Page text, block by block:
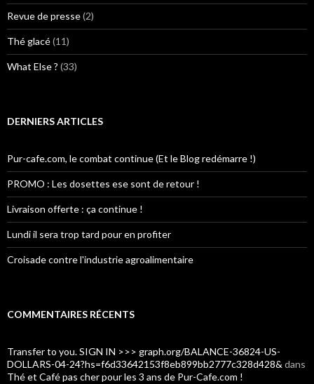
Revue de presse(2)
Thé glacé(11)
What Else ? (33)
DERNIERS ARTICLES
Pur-cafe.com, le combat continue (Et le Blog redémarre !)
PROMO : Les dosettes ese sont de retour !
Livraison offerte : ça continue !
Lundi il sera trop tard pour en profiter
Croisade contre l'industrie agroalimentaire
COMMENTAIRES RÉCENTS
Transfer to you. SIGN IN >>> graph.org/BALANCE-36824-US-
DOLLARS-04-24?hs=f6d33642153f8eb899bb2777c328d428& dans
Thé et Café pas cher pour les 3 ans de Pur-Cafe.com !